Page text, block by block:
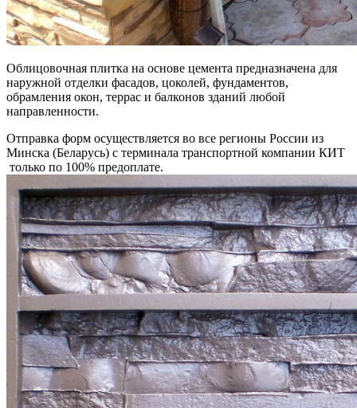
Облицовочная плитка на основе цемента предназначена для
наружной отделки фасадов, цоколей, фундаментов,
обрамления окон, террас и балконов зданий любой
направленности.
Отправка форм осуществляется во все регионы России из
Минска (Беларусь) с терминала транспортной компании КИТ
только по 100% предоплате.